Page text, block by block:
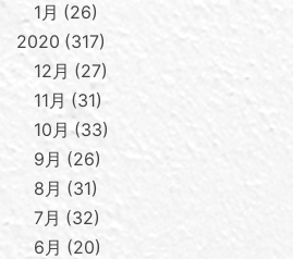
1月
26
2020 317
12月
27
11月
31
10月
33
9月
26
8月
31
7月
32
6月
20